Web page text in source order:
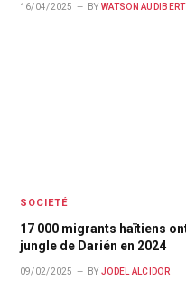
16/04/2025 BY WATSON AUDIBERT
SOCIETÉ
17 000 migrants haïtiens
jungle de Darién en 2024
09/02/2025 BY JODEL ALCIDOR